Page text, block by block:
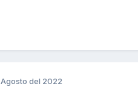
del 2022